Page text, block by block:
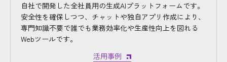
自社で開発した全社員用の生成AIプラットフォームです。
安全性を確保しつつ、チャットや独自アプリ作成により、
専門知識不要で誰でも業務効率化や生産性向上を図れる
Webツールです。
活用事例